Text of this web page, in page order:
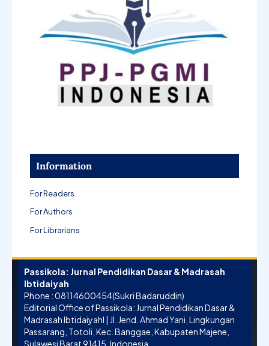
Information
For Readers
For Authors
For Librarians
Passikola: Jurnal Pendidikan Dasar & Madrasah
Ibtidaiyah
Phone : 08114600454(Sukri Badaruddin)
Editorial Office of Passikola: Jurnal Pendidikan Dasar &
Madrasah Ibtidaiyahl | Jl. Jend. Ahmad Yani, Lingkungan
Passarang, Totoli, Kec. Banggae, Kabupaten Majene,